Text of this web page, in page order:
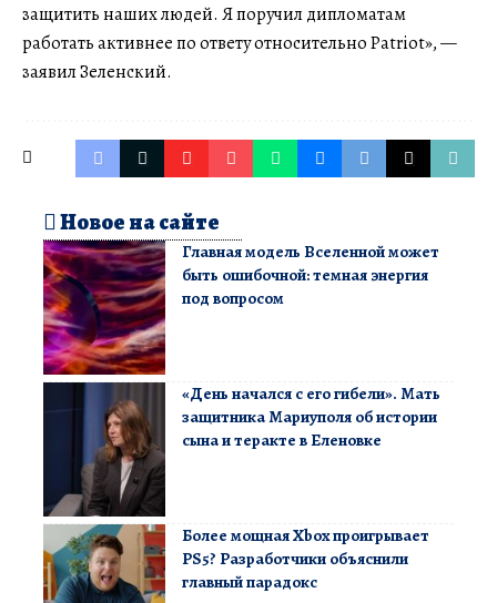
защитить наших людей. Я поручил дипломатам
работать активнее по ответу относительно Patriot», —
заявил Зеленский.
Новое на сайте
Главная модель Вселенной может
быть ошибочной: темная энергия
под вопросом
«День начался с его гибели». Мать
защитника Мариуполя об истории
сына и теракте в Еленовке
Более мощная Xbox проигрывает
PS5? Разработчики объяснили
главный парадокс